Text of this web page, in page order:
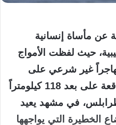
عن مأساة إنسانية
حيث لفظت الأمواج
ما لا يقل عن 15 مهاجراً غير شرعي على
رمال مدينة الخمس الواقعة على بعد 118 كيلومتراً
في مشهد يعيد
الخطيرة التي يواجهها